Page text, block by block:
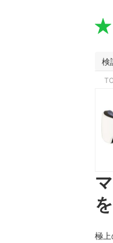
検
極上